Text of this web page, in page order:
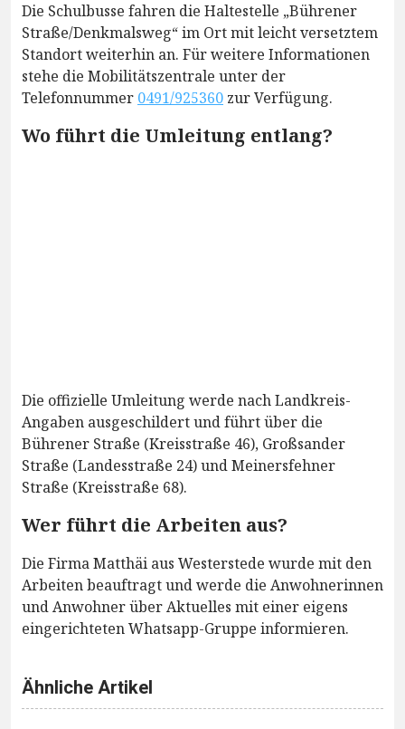
Die Schulbusse fahren die Haltestelle „Bührener
Straße/Denkmalsweg“ im Ort mit leicht versetztem
Standort weiterhin an. Für weitere Informationen
stehe die Mobilitätszentrale unter der
Telefonnummer 0491/925360 zur Verfügung.
Wo führt die Umleitung entlang?
Die offizielle Umleitung werde nach Landkreis-
Angaben ausgeschildert und führt über die
Bührener Straße (Kreisstraße 46), Großsander
Straße (Landesstraße 24) und Meinersfehner
Straße (Kreisstraße 68).
Wer führt die Arbeiten aus?
Die Firma Matthäi aus Westerstede wurde mit den
Arbeiten beauftragt und werde die Anwohnerinnen
und Anwohner über Aktuelles mit einer eigens
eingerichteten Whatsapp-Gruppe informieren.
Ähnliche Artikel